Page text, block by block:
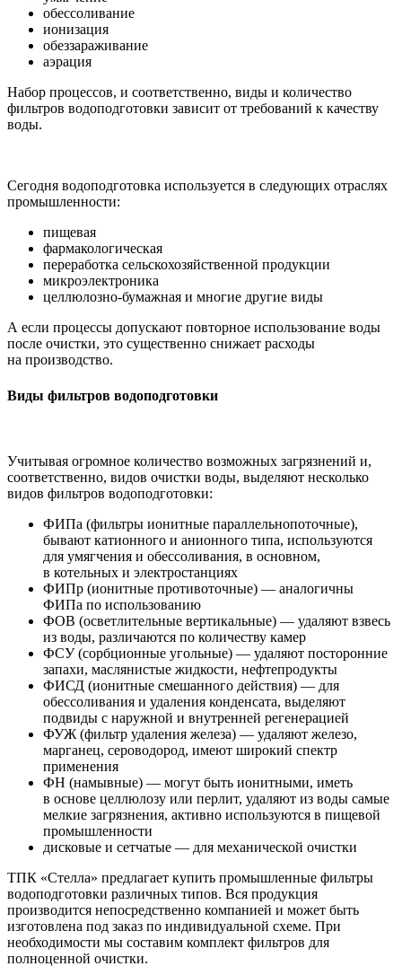
обессоливание
ионизация
обеззараживание
аэрация
Набор процессов, и соответственно, виды и количество
фильтров водоподготовки зависит от требований к качеству
воды.
Сегодня водоподготовка используется в следующих отраслях
промышленности:
пищевая
фармакологическая
переработка сельскохозяйственной продукции
микроэлектроника
целлюлозно-бумажная и многие другие виды
А если процессы допускают повторное использование воды
после очистки, это существенно снижает расходы
на производство.
Виды фильтров водоподготовки
Учитывая огромное количество возможных загрязнений и,
соответственно, видов очистки воды, выделяют несколько
видов фильтров водоподготовки:
ФИПа (фильтры ионитные параллельнопоточные),
бывают катионного и анионного типа, используются
для умягчения и обессоливания, в основном,
в котельных и электростанциях
ФИПр (ионитные противоточные) — аналогичны
ФИПа по использованию
ФОВ (осветлительные вертикальные) — удаляют взвесь
из воды, различаются по количеству камер
ФСУ (сорбционные угольные) — удаляют посторонние
запахи, маслянистые жидкости, нефтепродукты
ФИСД (ионитные смешанного действия) — для
обессоливания и удаления конденсата, выделяют
подвиды с наружной и внутренней регенерацией
ФУЖ (фильтр удаления железа) — удаляют железо,
марганец, сероводород, имеют широкий спектр
применения
ФН (намывные) — могут быть ионитными, иметь
в основе целлюлозу или перлит, удаляют из воды самые
мелкие загрязнения, активно используются в пищевой
промышленности
дисковые и сетчатые — для механической очистки
ТПК «Стелла» предлагает купить промышленные фильтры
водоподготовки различных типов. Вся продукция
производится непосредственно компанией и может быть
изготовлена под заказ по индивидуальной схеме. При
необходимости мы составим комплект фильтров для
полноценной очистки.